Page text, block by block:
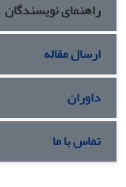
راهنمای نویسندگان
ارسال مقاله
داوران
تماس با ما